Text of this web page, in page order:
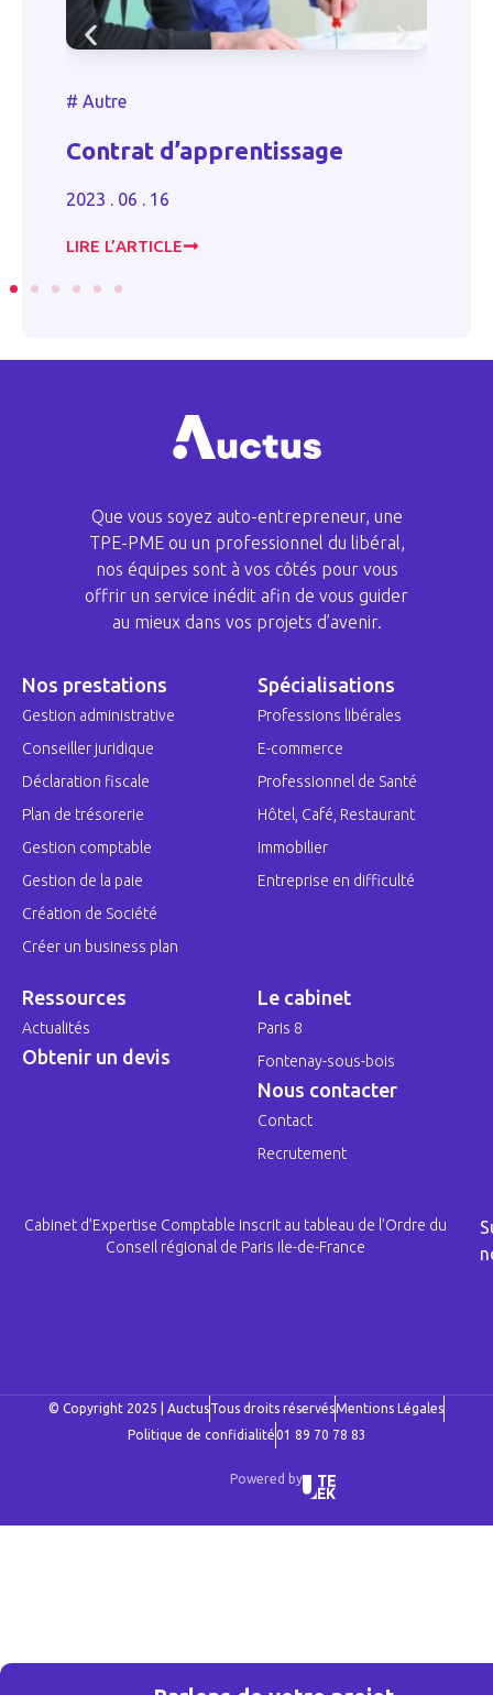
# Autre
Contrat d’apprentissage
2023 . 06 . 16
LIRE L’ARTICLE
Que vous soyez auto-entrepreneur, une
TPE-PME ou un professionnel du libéral,
nos équipes sont à vos côtés pour vous
offrir un service inédit afin de vous guider
au mieux dans vos projets d’avenir.
Nos prestations
Gestion administrative
Conseiller juridique
Déclaration fiscale
Plan de trésorerie
Gestion comptable
Gestion de la paie
Création de Société
Créer un business plan
Spécialisations
Professions libérales
E-commerce
Professionnel de Santé
Hôtel, Café, Restaurant
Immobilier
Entreprise en difficulté
Ressources
Actualités
Obtenir un devis
Le cabinet
Paris 8
Fontenay-sous-bois
Nous contacter
Contact
Recrutement
Cabinet d’Expertise Comptable inscrit au tableau de l’Ordre du
Conseil régional de Paris Ile-de-France
© Copyright 2025 | AuctusTous droits réservésMentions Légales
Politique de confidialité01 89 70 78 83
Powered by